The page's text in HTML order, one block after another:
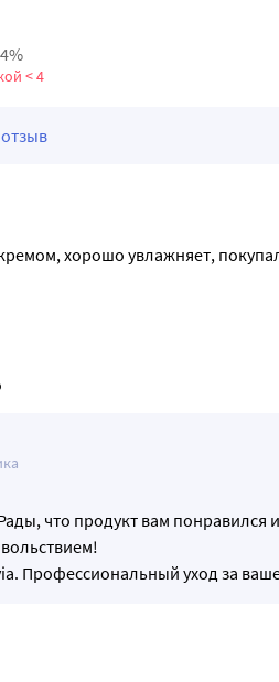
< 4
хорошо увлажняет,
что продукт вам понравился
Профессиональный уход за